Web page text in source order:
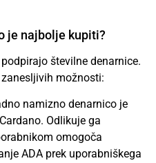
je najbolje kupiti?
številne denarnice.
možnosti:
namizno denarnico je
Odlikuje ga
omogoča
ADA prek uporabniškega